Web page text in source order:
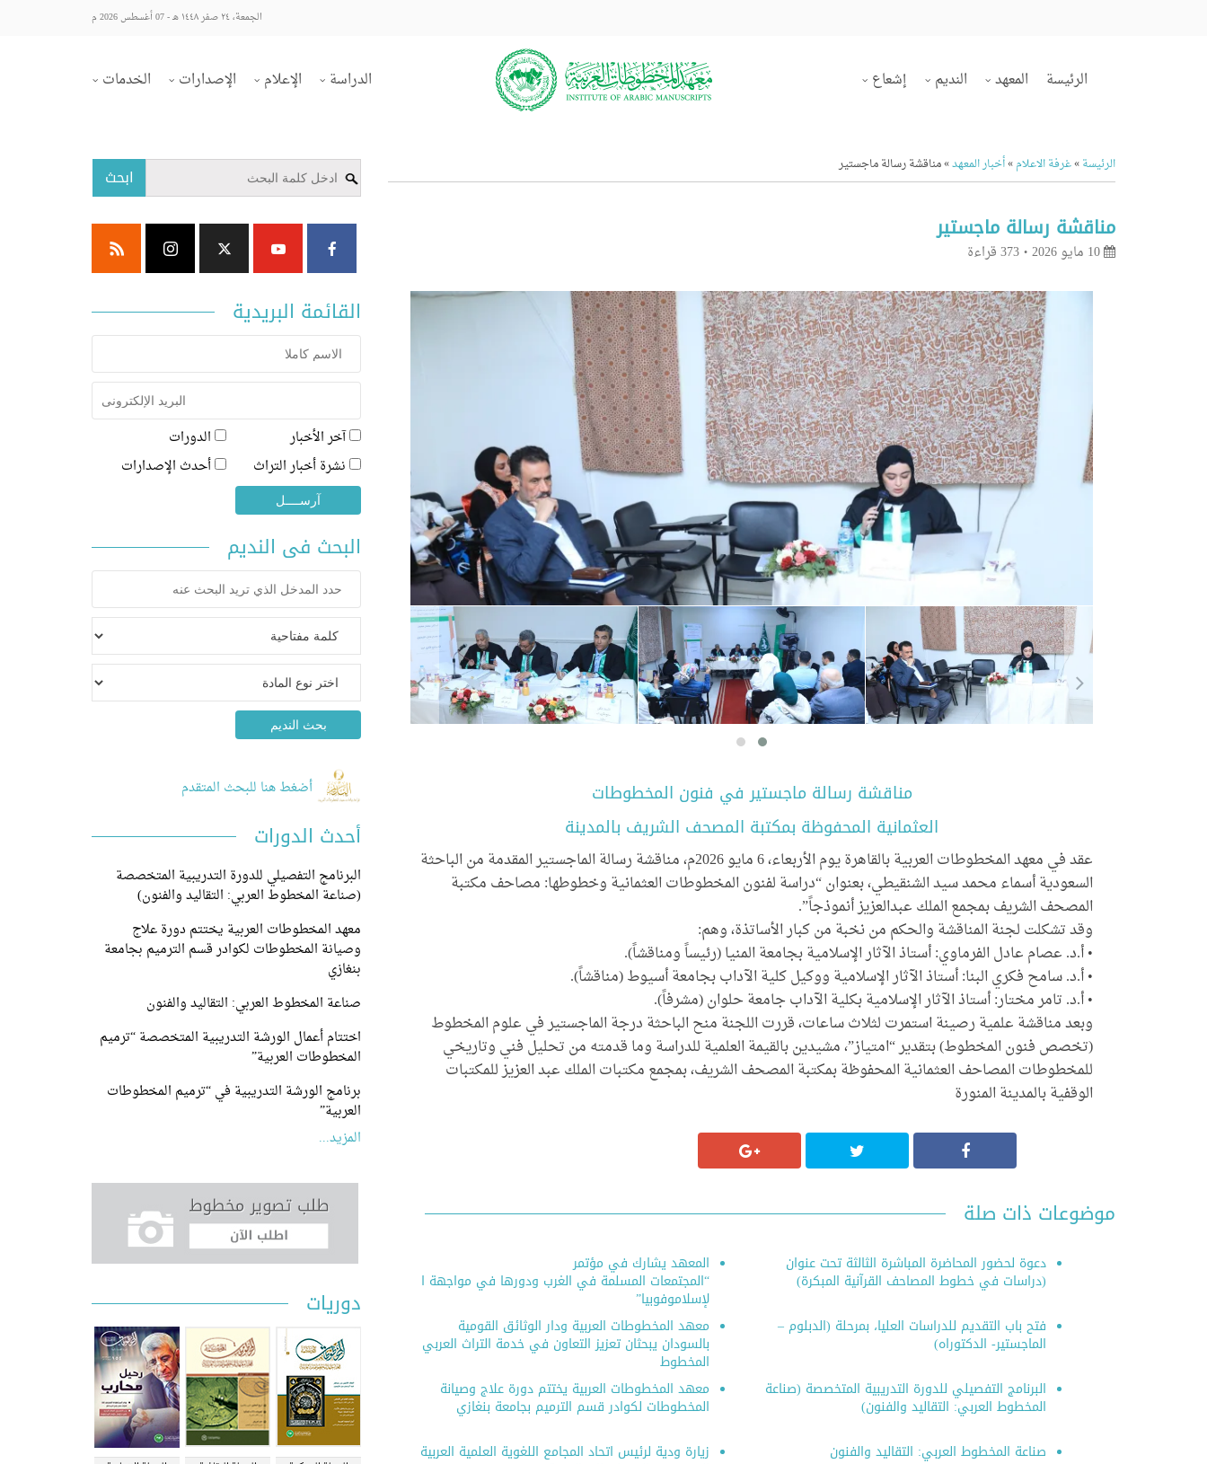
الجمعة، ٢٤ صفر ١٤٤٨ هـ - 07 أغسطس 2026 م
الدراسة الإعلام الإصدارات الخدمات الرئيسة المعهد النديم إشعاع
ابحث
القائمة البريدية
آخر الأخبار
الدورات
نشرة أخبار التراث
أحدث الإصدارات
البحث فى النديم
أضغط هنا للبحث المتقدم
أحدث الدورات
البرنامج التفصيلي للدورة التدريبية المتخصصة
(صناعة المخطوط العربي: التقاليد والفنون)
معهد المخطوطات العربية يختتم دورة علاج
وصيانة المخطوطات لكوادر قسم الترميم بجامعة
بنغازي
صناعة المخطوط العربي: التقاليد والفنون
اختتام أعمال الورشة التدريبية المتخصصة “ترميم
المخطوطات العربية”
برنامج الورشة التدريبية في “ترميم المخطوطات
العربية”
المزيد...
دوريات
الرئيسة»غرفة الاعلام»أخبار المعهد»مناقشة رسالة ماجستير
مناقشة رسالة ماجستير
373 قراءة
مناقشة رسالة ماجستير في فنون المخطوطات
العثمانية المحفوظة بمكتبة المصحف الشريف بالمدينة
عقد في معهد المخطوطات العربية بالقاهرة يوم الأربعاء، 6 مايو 2026م، مناقشة رسالة الماجستير المقدمة من الباحثة
السعودية أسماء محمد سيد الشنقيطي، بعنوان “دراسة لفنون المخطوطات العثمانية وخطوطها: مصاحف مكتبة
المصحف الشريف بمجمع الملك عبدالعزيز أنموذجاً”.
وقد تشكلت لجنة المناقشة والحكم من نخبة من كبار الأساتذة، وهم:
• أ.د. عصام عادل الفرماوي: أستاذ الآثار الإسلامية بجامعة المنيا (رئيساً ومناقشاً).
• أ.د. سامح فكري البنا: أستاذ الآثار الإسلامية ووكيل كلية الآداب بجامعة أسيوط (مناقشاً).
• أ.د. تامر مختار: أستاذ الآثار الإسلامية بكلية الآداب جامعة حلوان (مشرفاً).
وبعد مناقشة علمية رصينة استمرت لثلاث ساعات، قررت اللجنة منح الباحثة درجة الماجستير في علوم المخطوط
(تخصص فنون المخطوط) بتقدير “امتياز”، مشيدين بالقيمة العلمية للدراسة وما قدمته من تحليل فني وتاريخي
للمخطوطات المصاحف العثمانية المحفوظة بمكتبة المصحف الشريف، بمجمع مكتبات الملك عبد العزيز للمكتبات
الوقفية بالمدينة المنورة
موضوعات ذات صلة
دعوة لحضور المحاضرة المباشرة الثالثة تحت عنوان
(دراسات في خطوط المصاحف القرآنية المبكرة)
المعهد يشارك في مؤتمر
“المجتمعات المسلمة في الغرب ودورها في مواجهة ا
لإسلاموفوبيا”
فتح باب التقديم للدراسات العليا، بمرحلة (الدبلوم –
الماجستير- الدكتوراه)
معهد المخطوطات العربية ودار الوثائق القومية
بالسودان يبحثان تعزيز التعاون في خدمة التراث العربي
المخطوط
البرنامج التفصيلي للدورة التدريبية المتخصصة (صناعة
المخطوط العربي: التقاليد والفنون)
معهد المخطوطات العربية يختتم دورة علاج وصيانة
المخطوطات لكوادر قسم الترميم بجامعة بنغازي
صناعة المخطوط العربي: التقاليد والفنون
زيارة ودية لرئيس اتحاد المجامع اللغوية العلمية العربية